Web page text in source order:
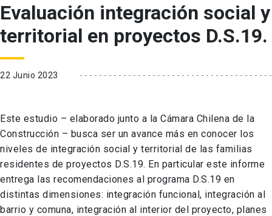
Evaluación integración social y
territorial en proyectos D.S.19.
22 Junio 2023
Este estudio – elaborado junto a la Cámara Chilena de la
Construcción – busca ser un avance más en conocer los
niveles de integración social y territorial de las familias
residentes de proyectos D.S.19. En particular este informe
entrega las recomendaciones al programa D.S.19 en
distintas dimensiones: integración funcional, integración al
barrio y comuna, integración al interior del proyecto, planes